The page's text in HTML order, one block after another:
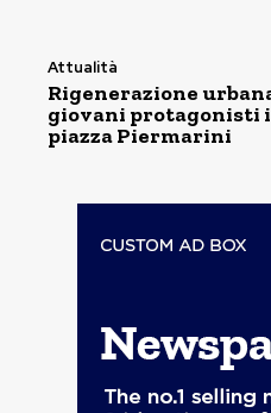
Attualità
Rigenerazione
giovani protagonisti
piazza Piermarini